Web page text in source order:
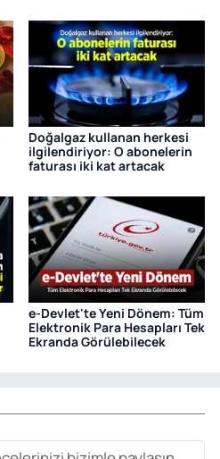
Doğalgaz kullanan herkesi
ilgilendiriyor: O abonelerin
faturası iki kat artacak
e-Devlet'te Yeni Dönem: Tüm
Elektronik Para Hesapları Tek
Ekranda Görülebilecek